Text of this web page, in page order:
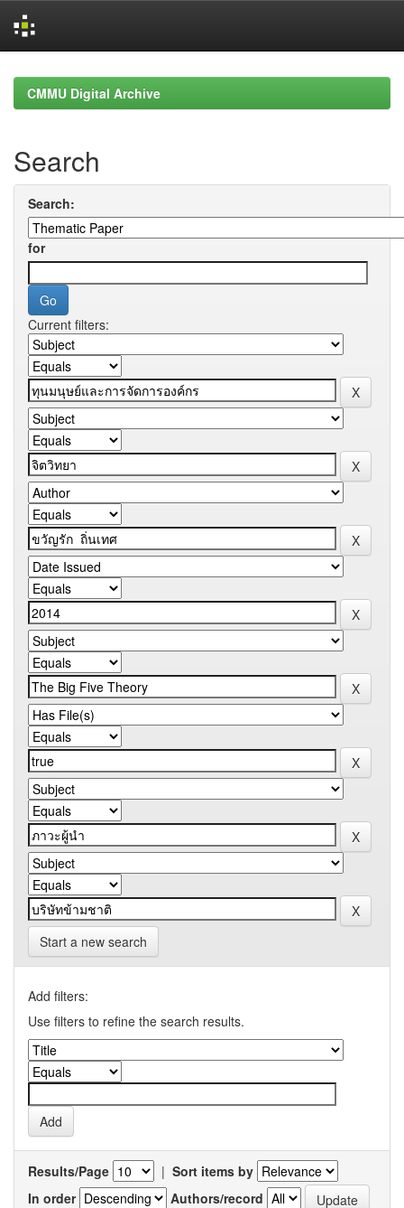
navigationCMMU Digital Archive
Search
Search:
for
Current filters:
Start a new search
Add filters:
Use filters to refine the search results.
Results/Page | Sort items by
In order
Authors/record